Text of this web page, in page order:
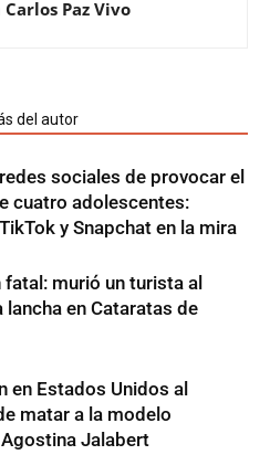
Paz Vivo
del autor
sociales de provocar el
cuatro adolescentes:
y Snapchat en la mira
fatal: murió un turista al
lancha en Cataratas de
en Estados Unidos al
matar a la modelo
Jalabert